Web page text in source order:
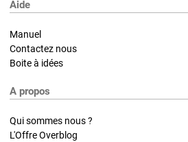
Aide
Manuel
Contactez nous
Boite à idées
A propos
Qui sommes nous ?
L'Offre Overblog